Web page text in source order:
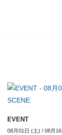
EVENT
08月01日 (土) / 08月